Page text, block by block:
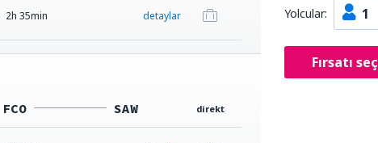
Yolcular: 1
Fırsatı seç
2h 35min detaylar
FCO SAW direkt